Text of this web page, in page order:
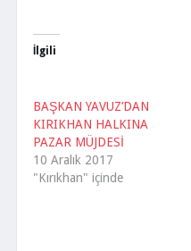
İlgili
BAŞKAN YAVUZ’DAN
KIRIKHAN HALKINA
PAZAR MÜJDESİ
10 Aralık 2017
"Kırıkhan" içinde